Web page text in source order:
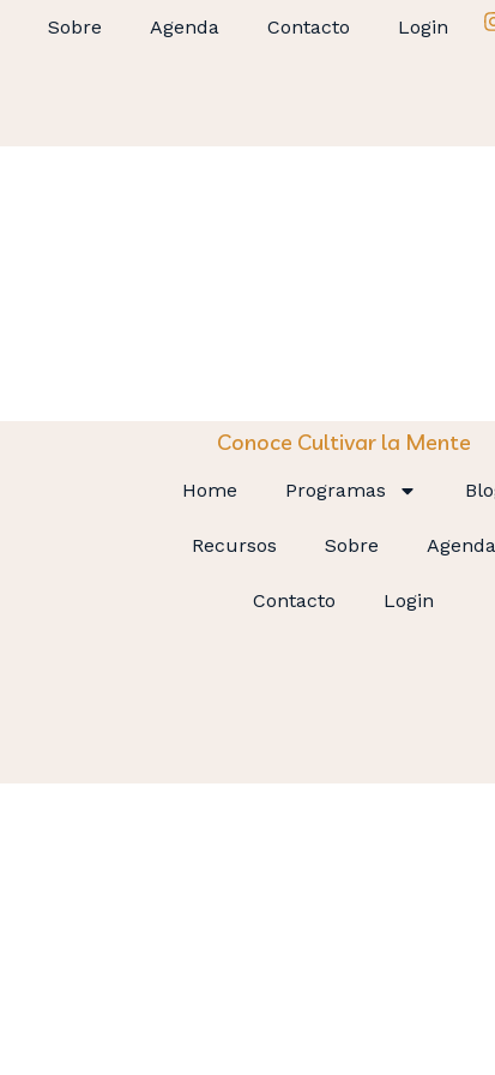
Sobre Agenda Contacto Login
Conoce Cultivar la Mente
Home Programas
Recursos Sobre Agenda
Contacto Login